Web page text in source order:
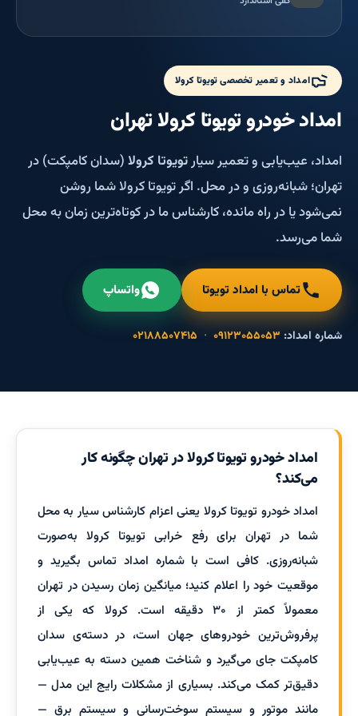
امداد و تعمیر تخصصی تویوتا کرولا
امداد خودرو تویوتا کرولا تهران
امداد، عیب‌یابی و تعمیر سیارتویوتا کرولا(سدان کامپکت) در
تهران؛ شبانه‌روزی و در محل. اگر تویوتا کرولا شما روشن
نمی‌شود یا در راه مانده، کارشناس ما در کوتاه‌ترین زمان به محل
شما می‌رسد.
تماس با امداد تویوتا واتساپ
شماره امداد: ۰۹۱۲۳۰۵۵۰۵۳ · ۰۲۱۸۸۵۰۷۴۱۵
امداد خودرو تویوتا کرولا در تهران چگونه کار
می‌کند؟
امداد خودرو تویوتا کرولا یعنی اعزام کارشناس سیار به محل
شما در تهران برای رفع خرابی تویوتا کرولا به‌صورت
شبانه‌روزی. کافی است با شماره امداد تماس بگیرید و
موقعیت خود را اعلام کنید؛ میانگین زمان رسیدن در تهران
معمولاً کمتر از ۳۰ دقیقه است. کرولا که یکی از
پرفروش‌ترین خودروهای جهان است، در دسته‌ی سدان
کامپکت جای می‌گیرد و شناخت همین دسته به عیب‌یابی
دقیق‌تر کمک می‌کند. بسیاری از مشکلات رایج این مدل —
مانند موتور و سیستم سوخت‌رسانی و سیستم برق —